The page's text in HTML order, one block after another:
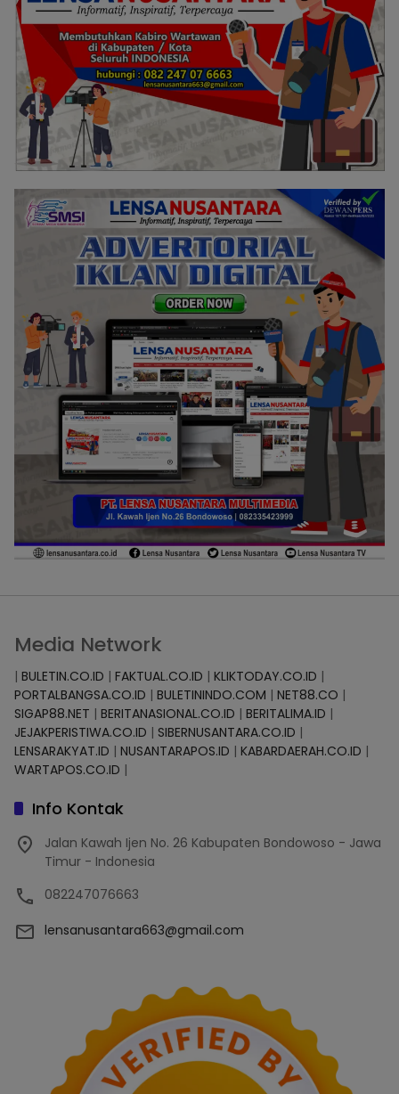
Media Network
| BULETIN.CO.ID | FAKTUAL.CO.ID | KLIKTODAY.CO.ID |
PORTALBANGSA.CO.ID | BULETININDO.COM | NET88.CO |
SIGAP88.NET | BERITANASIONAL.CO.ID | BERITALIMA.ID |
JEJAKPERISTIWA.CO.ID | SIBERNUSANTARA.CO.ID |
LENSARAKYAT.ID | NUSANTARAPOS.ID | KABARDAERAH.CO.ID |
WARTAPOS.CO.ID |
Info Kontak
Jalan Kawah Ijen No. 26 Kabupaten Bondowoso - Jawa
Timur - Indonesia
082247076663
lensanusantara663@gmail.com